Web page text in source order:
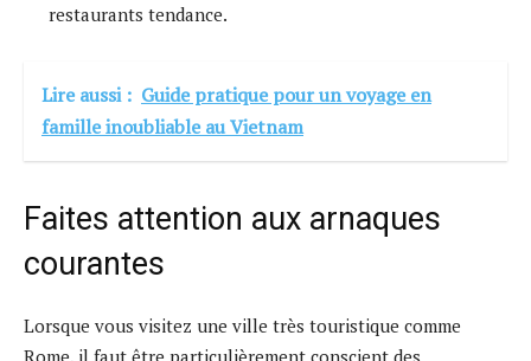
restaurants tendance.
Lire aussi : Guide pratique pour un voyage en
famille inoubliable au Vietnam
Faites attention aux arnaques
courantes
Lorsque vous visitez une ville très touristique comme
Rome, il faut être particulièrement conscient des